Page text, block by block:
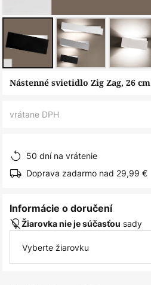
Preskočiť
Nástenné svietidlo Zig Zag, 26 cm
vrátane DPH
50 dní na vrátenie
Doprava zadarmo nad 29,99 €
Informácie o doručení
Žiarovka nie je súčasťou sady
Vyberte žiarovku